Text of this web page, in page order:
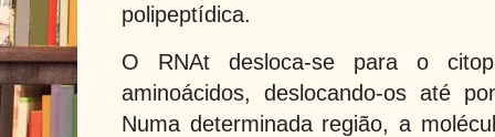
polipeptídica.
O RNAt desloca-se para o
aminoácidos, deslocando-os até
Numa determinada região, a